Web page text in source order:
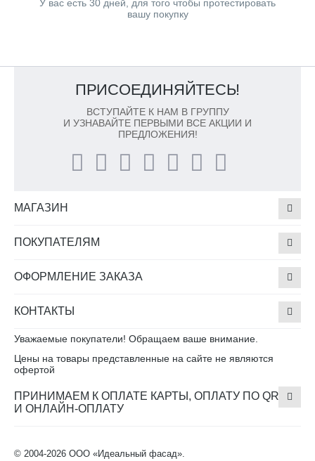
У вас есть 30 дней, для того чтобы протестировать
вашу покупку
ПРИСОЕДИНЯЙТЕСЬ!
ВСТУПАЙТЕ К НАМ В ГРУППУ
И УЗНАВАЙТЕ ПЕРВЫМИ ВСЕ АКЦИИ И
ПРЕДЛОЖЕНИЯ!
МАГАЗИН
ПОКУПАТЕЛЯМ
ОФОРМЛЕНИЕ ЗАКАЗА
КОНТАКТЫ
Уважаемые покупатели! Обращаем ваше внимание.
Цены на товары представленные на сайте не являются
офертой
ПРИНИМАЕМ К ОПЛАТЕ КАРТЫ, ОПЛАТУ ПО QR
И ОНЛАЙН-ОПЛАТУ
© 2004-2026 ООО «Идеальный фасад».